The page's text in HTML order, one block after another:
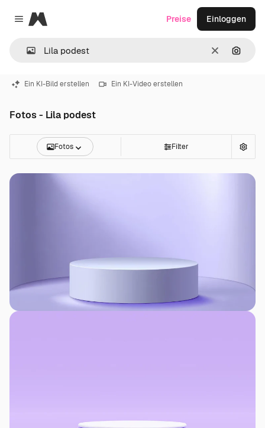
Close menu
Magnific
LöschenNach
Preise Einloggen
Ein KI-Bild erstellen Ein KI-Video erstellen
Fotos - Lila podest
Fotos Filter